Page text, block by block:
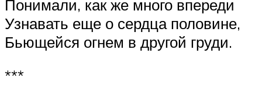
Понимали, как же много впереди
Узнавать еще о сердца половине,
Бьющейся огнем в другой груди.
***